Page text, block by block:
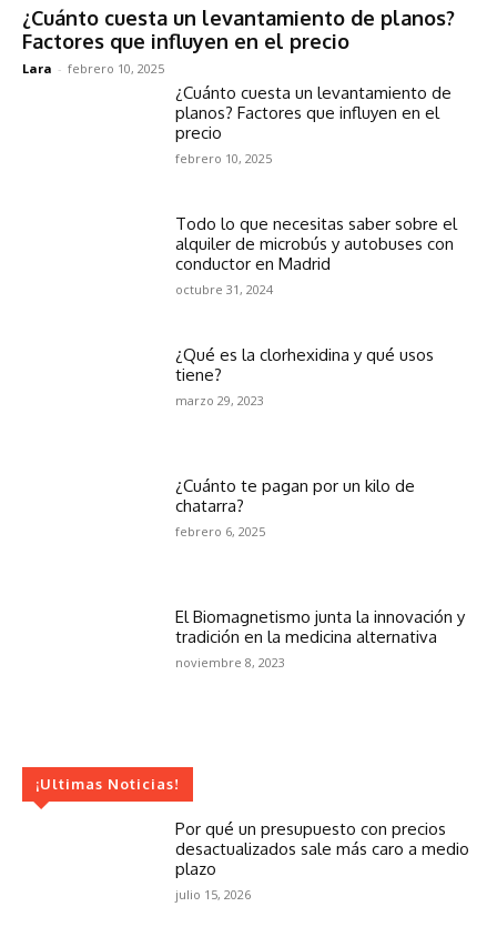
¿Cuánto cuesta un levantamiento de planos?
Factores que influyen en el precio
Lara - febrero 10, 2025
¿Cuánto cuesta un levantamiento de
planos? Factores que influyen en el
precio
febrero 10, 2025
Todo lo que necesitas saber sobre el
alquiler de microbús y autobuses con
conductor en Madrid
octubre 31, 2024
¿Qué es la clorhexidina y qué usos
tiene?
marzo 29, 2023
¿Cuánto te pagan por un kilo de
chatarra?
febrero 6, 2025
El Biomagnetismo junta la innovación y
tradición en la medicina alternativa
noviembre 8, 2023
¡Ultimas Noticias!
Por qué un presupuesto con precios
desactualizados sale más caro a medio
plazo
julio 15, 2026